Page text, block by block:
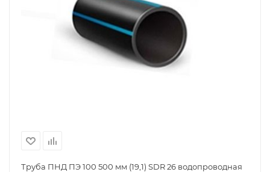
Труба ПНД ПЭ 100 500 мм (19,1) SDR 26 водопроводная